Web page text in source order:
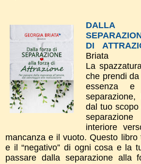
DALLA
DI
Briata
La
che prendi
essenza
dal tuo
interiore
mancanza e il vuoto. Questo
e il “negativo” di ogni cosa e la
passare dalla separazione alla